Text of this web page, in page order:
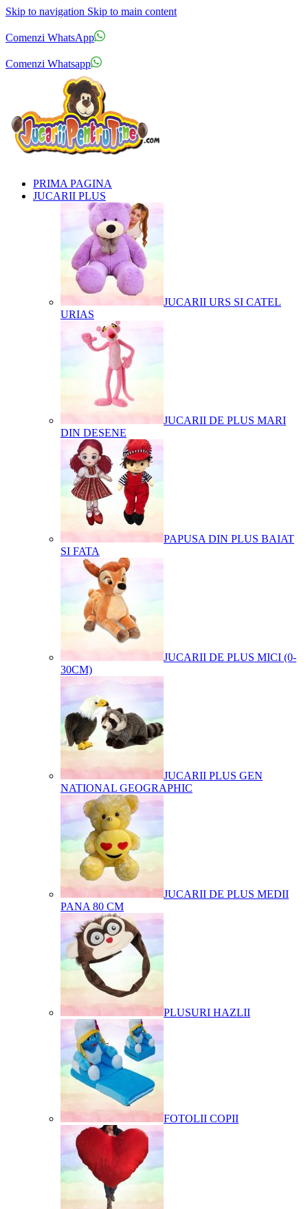
Skip to navigation Skip to main content
Comenzi WhatsApp
Comenzi Whatsapp
PRIMA PAGINA
JUCARII PLUS
JUCARII URS SI CATEL
URIAS
JUCARII DE PLUS MARI
DIN DESENE
PAPUSA DIN PLUS BAIAT
SI FATA
JUCARII DE PLUS MICI (0-
30CM)
JUCARII PLUS GEN
NATIONAL GEOGRAPHIC
JUCARII DE PLUS MEDII
PANA 80 CM
PLUSURI HAZLII
FOTOLII COPII